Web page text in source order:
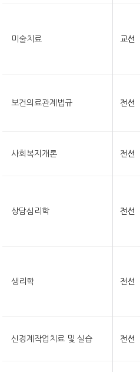
미술치료 교선
보건의료관계법규 전선
사회복지개론 전선
상담심리학 전선
생리학 전선
신경계작업치료 및 실습 전선